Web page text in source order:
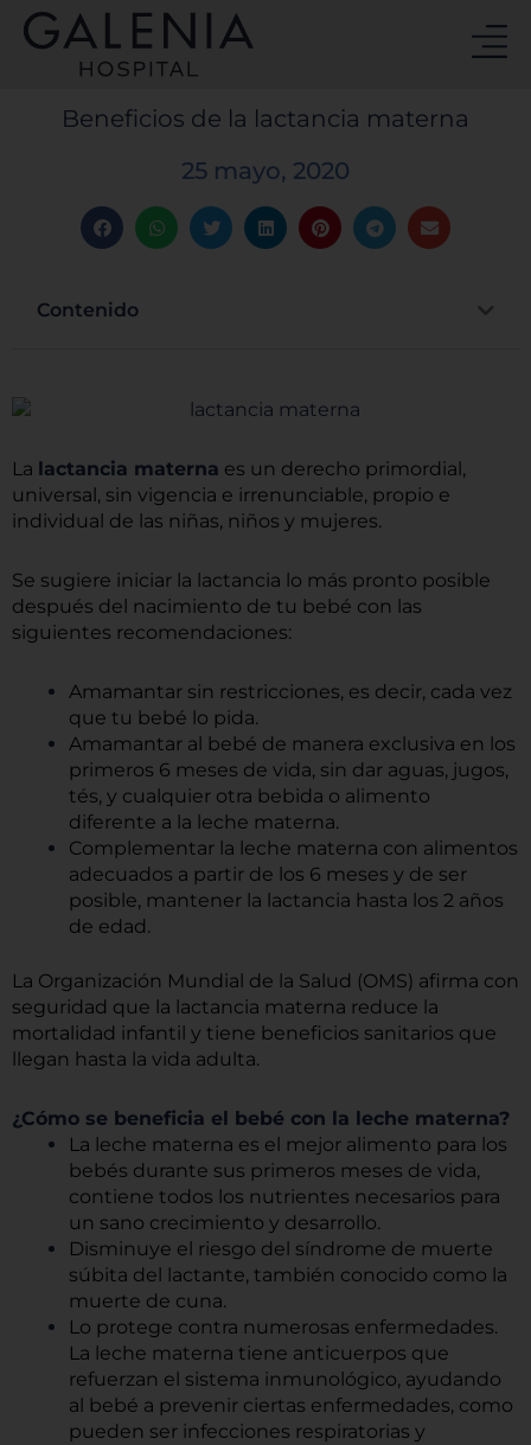
contenido
Beneficios de la lactancia materna
25 mayo, 2020
Contenido
La lactancia materna es un derecho primordial,
universal, sin vigencia e irrenunciable, propio e
individual de las niñas, niños y mujeres.
Se sugiere iniciar la lactancia lo más pronto posible
después del nacimiento de tu bebé con las
siguientes recomendaciones:
Amamantar sin restricciones, es decir, cada vez
que tu bebé lo pida.
Amamantar al bebé de manera exclusiva en los
primeros 6 meses de vida, sin dar aguas, jugos,
tés, y cualquier otra bebida o alimento
diferente a la leche materna.
Complementar la leche materna con alimentos
adecuados a partir de los 6 meses y de ser
posible, mantener la lactancia hasta los 2 años
de edad.
La Organización Mundial de la Salud (OMS) afirma con
seguridad que la lactancia materna reduce la
mortalidad infantil y tiene beneficios sanitarios que
llegan hasta la vida adulta.
¿Cómo se beneficia el bebé con la leche materna?
La leche materna es el mejor alimento para los
bebés durante sus primeros meses de vida,
contiene todos los nutrientes necesarios para
un sano crecimiento y desarrollo.
Disminuye el riesgo del síndrome de muerte
súbita del lactante, también conocido como la
muerte de cuna.
Lo protege contra numerosas enfermedades.
La leche materna tiene anticuerpos que
refuerzan el sistema inmunológico, ayudando
al bebé a prevenir ciertas enfermedades, como
pueden ser infecciones respiratorias y